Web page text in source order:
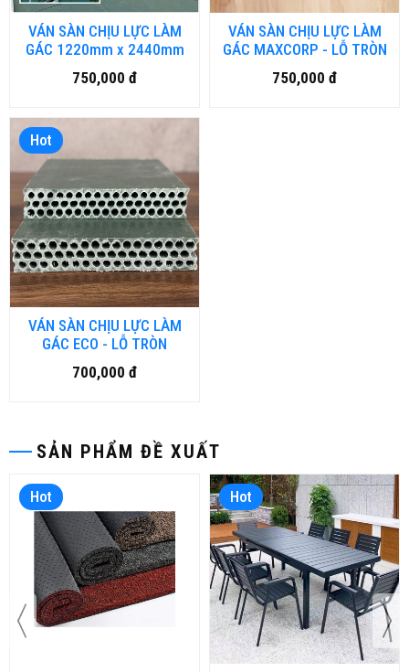
SẢN PHẨM ĐỀ XUẤT
Hot Hot
VÁN SÀN CHỊU LỰC LÀM
GÁC 1220mm x 2440mm
750,000 đ
VÁN SÀN CHỊU LỰC LÀM
GÁC MAXCORP - LỖ TRÒN
750,000 đ
Hot
VÁN SÀN CHỊU LỰC LÀM
GÁC ECO - LỖ TRÒN
700,000 đ